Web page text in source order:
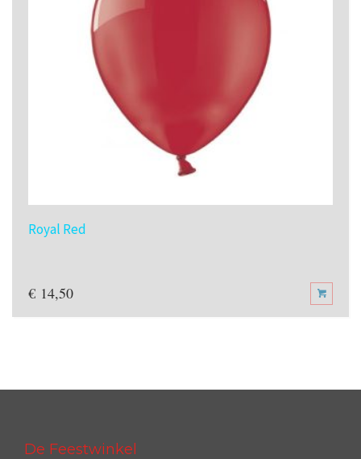
Royal Red
€ 14,50
De Feestwinkel